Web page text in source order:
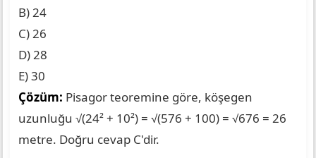
B) 24
C) 26
D) 28
E) 30
Çözüm: Pisagor teoremine göre, köşegen
uzunluğu √(24² + 10²) = √(576 + 100) = √676 = 26
metre. Doğru cevap C'dir.